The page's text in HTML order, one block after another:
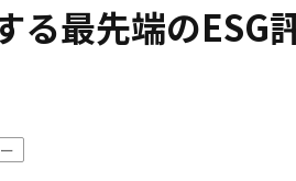
る最先端のESG